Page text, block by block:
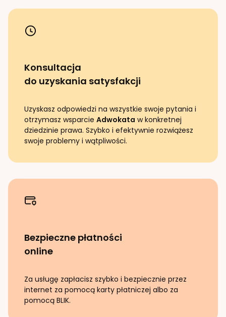
Konsultacja
do uzyskania satysfakcji
Uzyskasz odpowiedzi na wszystkie swoje pytania i
otrzymasz wsparcie Adwokata w konkretnej
dziedzinie prawa. Szybko i efektywnie rozwiążesz
swoje problemy i wątpliwości.
Bezpieczne płatności
online
Za usługę zapłacisz szybko i bezpiecznie przez
internet za pomocą karty płatniczej albo za
pomocą BLIK.